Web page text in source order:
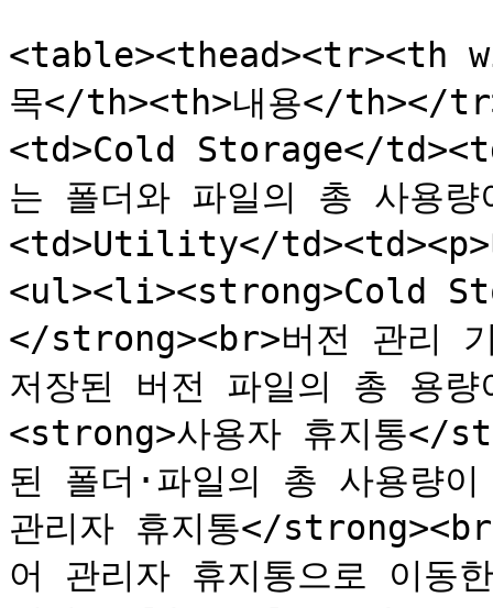
<table><thead><tr><th
목</th><th>내용</th></
<td>Cold Storage</
는 폴더와 파일의 총 사용
<td>Utility</td><td><p>
<ul><li><strong>Cold
</strong><br>버전 관리
저장된 버전 파일의 총 용
<strong>사용자 휴지통</
된 폴더·파일의 총 사용
관리자 휴지통</
어 관리자 휴지통으로 이동